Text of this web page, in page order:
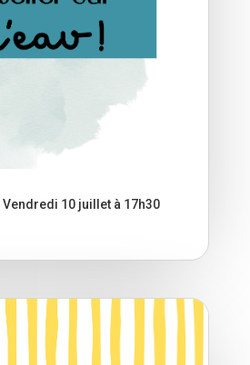
Vendredi 10 juillet à 17h30